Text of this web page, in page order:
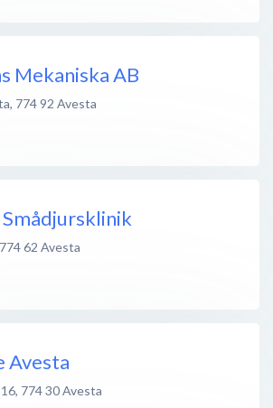
Mekaniska AB
, 774 92 Avesta
774 62 Avesta
Avesta
, 774 30Avesta